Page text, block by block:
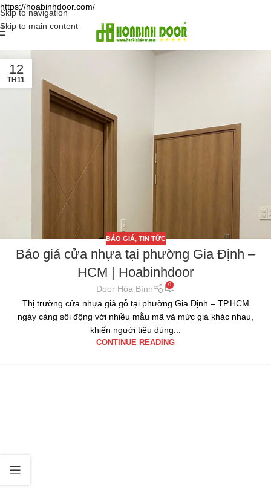
https://hoabinhdoor.com/
Skip to navigation
Skip to main content
12
TH11
BÁO GIÁ, TIN TỨC
Báo giá cửa nhựa tại phường Gia Định –
HCM | Hoabinhdoor
Door Hòa Bình 0
Thị trường cửa nhựa giả gỗ tại phường Gia Định – TP.HCM
ngày càng sôi động với nhiều mẫu mã và mức giá khác nhau,
khiến người tiêu dùng...
CONTINUE READING